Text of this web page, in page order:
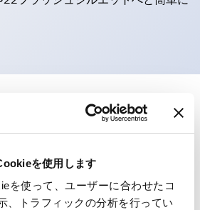
を使用します
を使って、ユーザーに合わせたコ
、トラフィックの分析を行ってい
イル
技術文書 その他